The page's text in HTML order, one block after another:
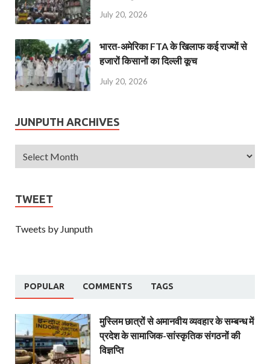
July 20, 2026
भारत-अमेरिका FTA के खिलाफ कई राज्यों से
हजारों किसानों का दिल्ली कूच
July 20, 2026
JUNPUTH ARCHIVES
TWEET
Tweets by Junputh
POPULAR COMMENTS TAGS
मुस्लिम छात्रों से अमानवीय व्यवहार के सम्बन्ध में
प्रदेश के सामाजिक-सांस्कृतिक संगठनों की
विज्ञप्ति